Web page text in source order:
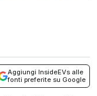
Aggiungi InsideEVs alle
fonti preferite su Google